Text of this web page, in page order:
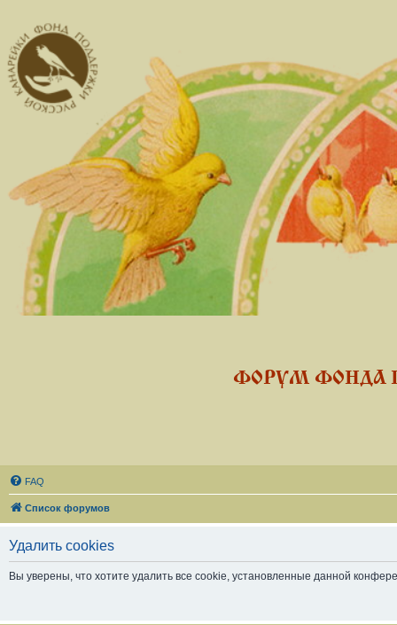
ФОРУМ ФОНДА
FAQ
Список форумов
Удалить cookies
Вы уверены, что хотите удалить все cookie, установленные данной